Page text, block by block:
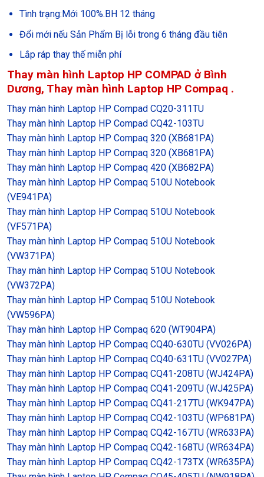
Tình trạng:Mới 100%.BH 12 tháng
Đổi mới nếu Sản Phẩm Bị lỗi trong 6 tháng đầu tiên
Lắp ráp thay thế miễn phí
Thay màn hình Laptop HP COMPAD ở Bình
Dương, Thay màn hình Laptop HP Compaq .
Thay màn hình Laptop HP Compad CQ20-311TU
Thay màn hình Laptop HP Compad CQ42-103TU
Thay màn hình Laptop HP Compaq 320 (XB681PA)
Thay màn hình Laptop HP Compaq 320 (XB681PA)
Thay màn hình Laptop HP Compaq 420 (XB682PA)
Thay màn hình Laptop HP Compaq 510U Notebook
(VE941PA)
Thay màn hình Laptop HP Compaq 510U Notebook
(VF571PA)
Thay màn hình Laptop HP Compaq 510U Notebook
(VW371PA)
Thay màn hình Laptop HP Compaq 510U Notebook
(VW372PA)
Thay màn hình Laptop HP Compaq 510U Notebook
(VW596PA)
Thay màn hình Laptop HP Compaq 620 (WT904PA)
Thay màn hình Laptop HP Compaq CQ40-630TU (VV026PA)
Thay màn hình Laptop HP Compaq CQ40-631TU (VV027PA)
Thay màn hình Laptop HP Compaq CQ41-208TU (WJ424PA)
Thay màn hình Laptop HP Compaq CQ41-209TU (WJ425PA)
Thay màn hình Laptop HP Compaq CQ41-217TU (WK947PA)
Thay màn hình Laptop HP Compaq CQ42-103TU (WP681PA)
Thay màn hình Laptop HP Compaq CQ42-167TU (WR633PA)
Thay màn hình Laptop HP Compaq CQ42-168TU (WR634PA)
Thay màn hình Laptop HP Compaq CQ42-173TX (WR635PA)